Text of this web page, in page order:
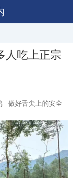
人吃上正宗
做好舌尖上的安全